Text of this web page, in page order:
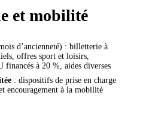
et mobilité
d’ancienneté) : billetterie à
offres sport et loisirs,
financés à 20 %, aides diverses
: dispositifs de prise en charge
encouragement à la mobilité